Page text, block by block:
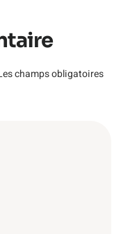
champs obligatoires